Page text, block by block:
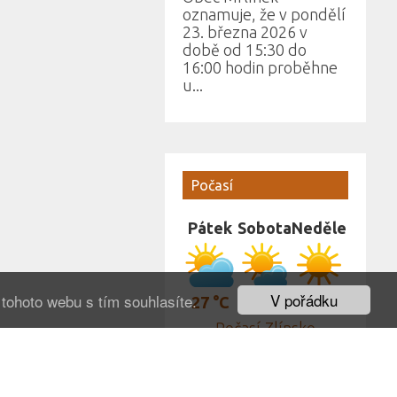
V pořádku
webu s tím souhlasíte.
oznamuje, že v pondělí
23. března 2026 v
době od 15:30 do
16:00 hodin proběhne
u...
Počasí
Pátek
27 °C
Sobota
26 °C
Neděle
29 °C
Počasí Zlínsko